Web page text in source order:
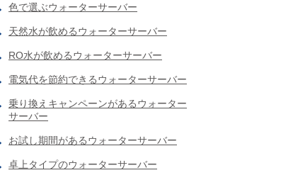
色で選ぶウォーターサーバー
天然水が飲めるウォーターサーバー
RO水が飲めるウォーターサーバー
電気代を節約できるウォーターサーバー
乗り換えキャンペーンがあるウォーター
サーバー
お試し期間があるウォーターサーバー
卓上タイプのウォーターサーバー